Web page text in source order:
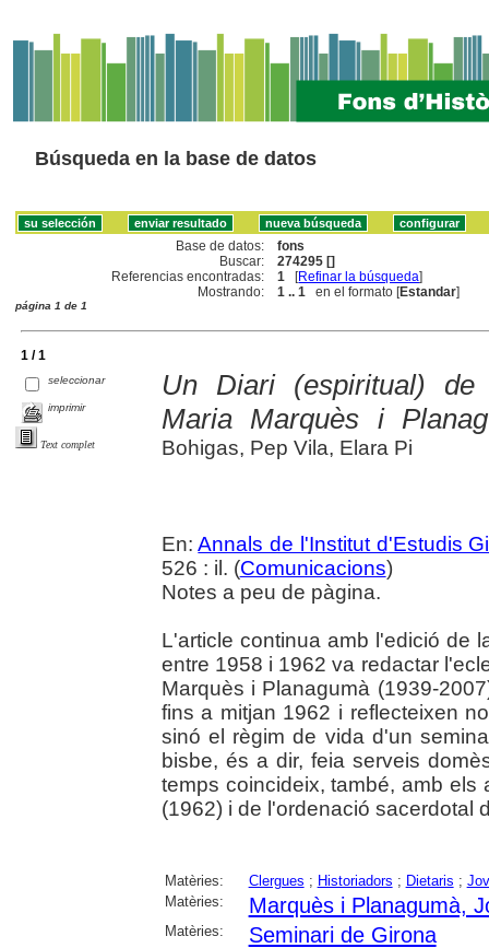
Búsqueda en la base de datos
Base de datos:
fons
Buscar:
274295 []
Referencias encontradas:
1 [Refinar la búsqueda]
Mostrando:
1 .. 1 en el formato [Estandar]
página 1 de 1
1 / 1
seleccionar
imprimir
Text complet
Un Diari (espiritual) de
Maria Marquès i
Bohigas, Pep Vila, Elara Pi
En:Annals de l'Institut d'Estudis
526 : il. (Comunicacions)
Notes a peu de pàgina.
L'article continua amb l'edició de
entre 1958 i 1962 va redactar
Marquès i Planagumà (1939-
fins a mitjan 1962 i reflecteixen
sinó el règim de vida d'un
bisbe, és a dir, feia serveis
temps coincideix, també, amb els
(1962) i de l'ordenació sacerdotal
Matèries: Clergues ; Historiadors ; Dietaris ;
Matèries:
Marquès i Planagumà,
Matèries: Seminari de Girona